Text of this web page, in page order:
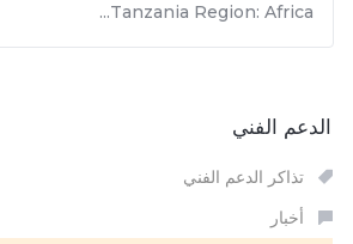
Tanzania Region: Africa...
الدعم الفني
تذاكر الدعم الفني
أخبار